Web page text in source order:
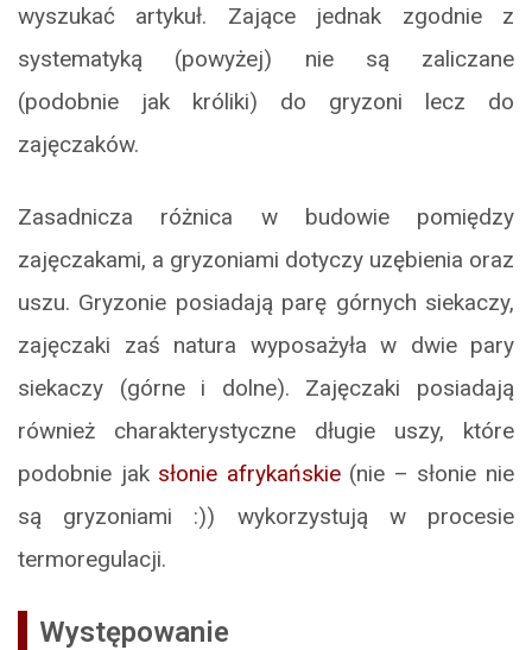
wyszukać artykuł. Zające jednak zgodnie z
systematyką (powyżej) nie są zaliczane
(podobnie jak króliki) do gryzoni lecz do
zajęczaków.
Zasadnicza różnica w budowie pomiędzy
zajęczakami, a gryzoniami dotyczy uzębienia oraz
uszu. Gryzonie posiadają parę górnych siekaczy,
zajęczaki zaś natura wyposażyła w dwie pary
siekaczy (górne i dolne). Zajęczaki posiadają
również charakterystyczne długie uszy, które
podobnie jak słonie afrykańskie(nie – słonie nie
są gryzoniami :)) wykorzystują w procesie
termoregulacji.
Występowanie